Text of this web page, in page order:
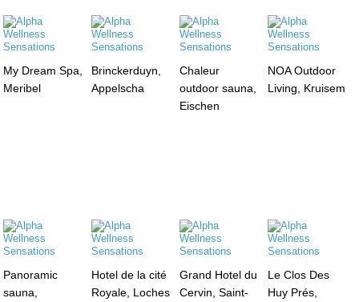
My Dream Spa,
Meribel
Brinckerduyn,
Appelscha
Chaleur
outdoor sauna,
Eischen
NOA Outdoor
Living, Kruisem
Panoramic
sauna,
Hotel de la cité
Royale, Loches
Grand Hotel du
Cervin, Saint-
Le Clos Des
Huy Prés,